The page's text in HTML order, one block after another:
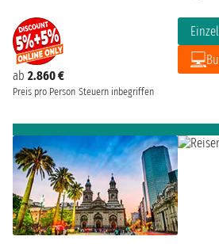
ab 2.860 €
Preis pro Person Steuern inbegriffen